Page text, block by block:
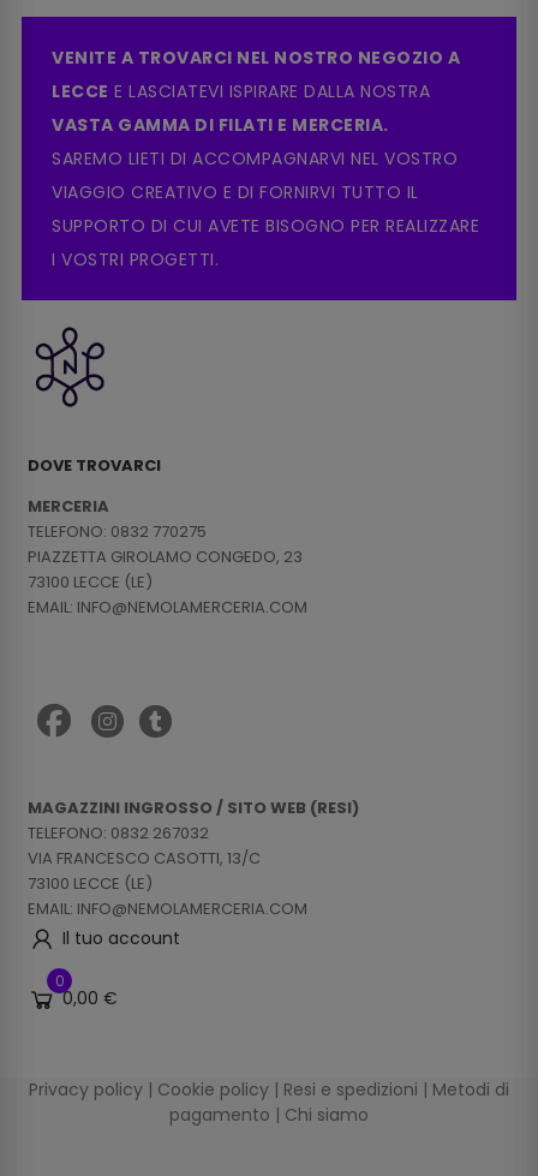
VENITE A TROVARCI NEL NOSTRO NEGOZIO A
LECCE E LASCIATEVI ISPIRARE DALLA NOSTRA
VASTA GAMMA DI FILATI E MERCERIA.
SAREMO LIETI DI ACCOMPAGNARVI NEL VOSTRO
VIAGGIO CREATIVO E DI FORNIRVI TUTTO IL
SUPPORTO DI CUI AVETE BISOGNO PER REALIZZARE
I VOSTRI PROGETTI.
DOVE TROVARCI
MERCERIA
TELEFONO: 0832 770275
PIAZZETTA GIROLAMO CONGEDO, 23
73100 LECCE (LE)
EMAIL: INFO@NEMOLAMERCERIA.COM
MAGAZZINI INGROSSO / SITO WEB (RESI)
TELEFONO: 0832 267032
VIA FRANCESCO CASOTTI, 13/C
73100 LECCE (LE)
EMAIL: INFO@NEMOLAMERCERIA.COM
Il tuo account
0
0,00 €
Privacy policy | Cookie policy | Resi e spedizioni | Metodi di
pagamento | Chi siamo